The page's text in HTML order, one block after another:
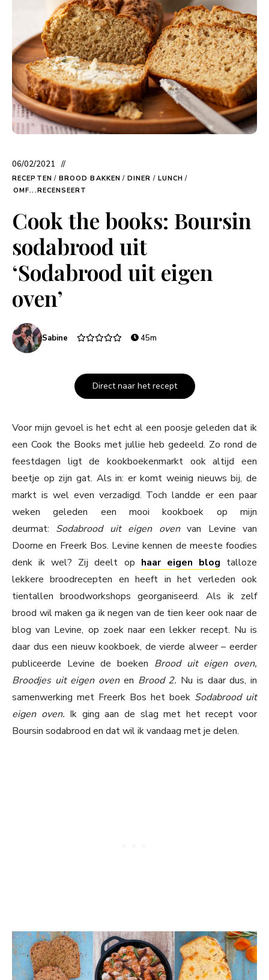
06/02/2021
RECEPTEN / BROOD BAKKEN / DINER / LUNCH /
OMF...RECENSEERT
Cook the books: Boursin
sodabrood uit
‘Sodabrood uit eigen
oven’
Sabine 45m
Direct naar het recept
Voor mijn gevoel is het echt al een poosje geleden dat ik
een Cook the Books met jullie heb gedeeld. Zo rond de
feestdagen ligt de kookboekenmarkt ook altijd een
beetje op zijn gat. Als in: er komt weinig nieuws bij, de
markt is wel even verzadigd. Toch landde er een paar
weken geleden een mooi kookboek op mijn
deurmat: Sodabrood uit eigen ovenvan Levine van
Doorne en Freerk Bos. Levine kennen de meeste foodies
denk ik wel? Zij deelt op haar eigen blog talloze
lekkere broodrecepten en heeft in het verleden ook
tientallen broodworkshops georganiseerd. Als ik zelf
brood wil maken ga ik negen van de tien keer ook naar de
blog van Levine, op zoek naar een lekker recept. Nu is
daar dus een nieuw kookboek, de vierde alweer – eerder
publiceerde Levine de boeken Brood uit eigen oven,
Broodjes uit eigen oven en Brood 2. Nu is daar dus, in
samenwerking met Freerk Bos het boek Sodabrood uit
eigen oven. Ik ging aan de slag met het recept voor
Boursin sodabrood en dat wil ik vandaag met je delen.